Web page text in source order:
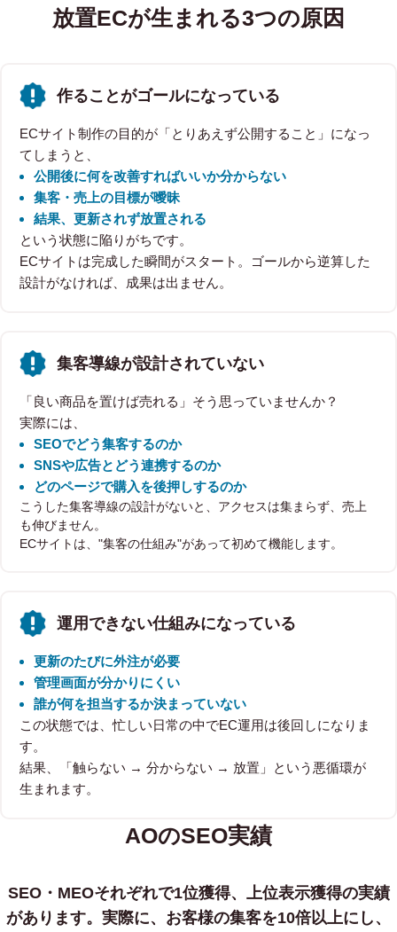
放置ECが生まれる3つの原因
作ることがゴールになっている
ECサイト制作の目的が「とりあえず公開すること」になっ
てしまうと、
公開後に何を改善すればいいか分からない
集客・売上の目標が曖昧
結果、更新されず放置される
という状態に陥りがちです。
ECサイトは完成した瞬間がスタート。ゴールから逆算した
設計がなければ、成果は出ません。
集客導線が設計されていない
「良い商品を置けば売れる」そう思っていませんか？
実際には、
SEOでどう集客するのか
SNSや広告とどう連携するのか
どのページで購入を後押しするのか
こうした集客導線の設計がないと、アクセスは集まらず、売上
も伸びません。
ECサイトは、"集客の仕組み"があって初めて機能します。
運用できない仕組みになっている
更新のたびに外注が必要
管理画面が分かりにくい
誰が何を担当するか決まっていない
この状態では、忙しい日常の中でEC運用は後回しになりま
す。
結果、「触らない → 分からない → 放置」という悪循環が
生まれます。
AOのSEO実績
SEO・MEOそれぞれで1位獲得、上位表示獲得の実績
があります。 実際に、お客様の集客を10倍以上にし、